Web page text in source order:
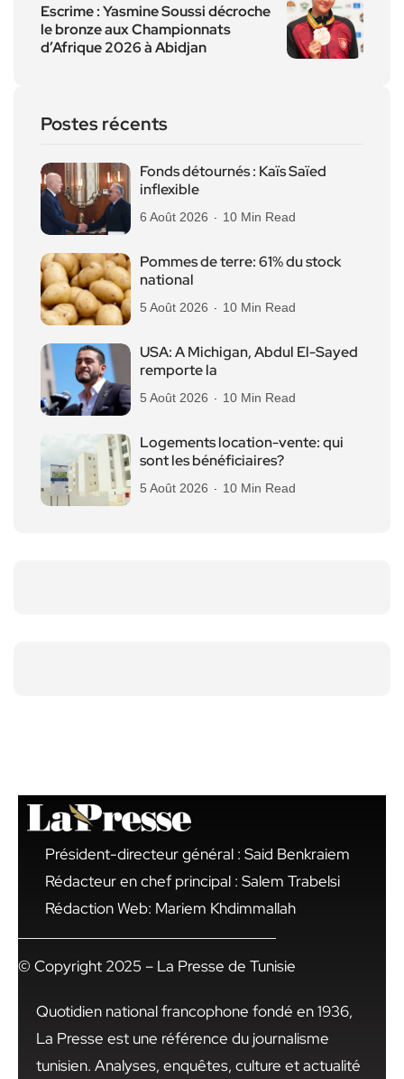
Escrime : Yasmine Soussi décroche
le bronze aux Championnats
d’Afrique 2026 à Abidjan
Postes récents
Fonds détournés : Kaïs Saïed
inflexible
6 Août 2026 10 Min Read
Pommes de terre: 61% du stock
national
5 Août 2026 10 Min Read
USA: A Michigan, Abdul El-Sayed
remporte la
5 Août 2026 10 Min Read
Logements location-vente: qui
sont les bénéficiaires?
5 Août 2026 10 Min Read
Président-directeur général : Said Benkraiem
Rédacteur en chef principal : Salem Trabelsi
Rédaction Web: Mariem Khdimmallah
© Copyright 2025 – La Presse de Tunisie
Quotidien national francophone fondé en 1936,
La Presse est une référence du journalisme
tunisien. Analyses, enquêtes, culture et actualité